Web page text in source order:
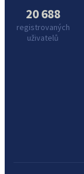
20 688
registrovaných
uživatelů